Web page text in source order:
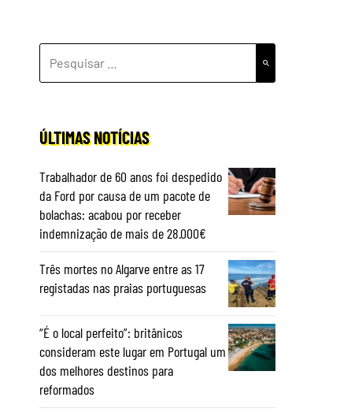
POR:
ÚLTIMAS NOTÍCIAS
Trabalhador de 60 anos foi despedido
da Ford por causa de um pacote de
bolachas: acabou por receber
indemnização de mais de 28.000€
Três mortes no Algarve entre as 17
registadas nas praias portuguesas
“É o local perfeito”: britânicos
consideram este lugar em Portugal um
dos melhores destinos para
reformados